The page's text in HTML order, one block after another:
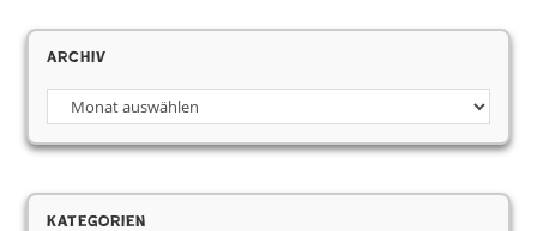
Archiv
Archiv
Kategorien